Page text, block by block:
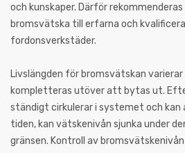
och kunskaper. Därför
bromsvätska till erfarna och
fordonsverkstäder.
Livslängden för bromsvätskan varierar
kompletteras utöver att bytas ut.
ständigt cirkulerar i systemet och kan
tiden, kan vätskenivån sjunka under
gränsen. Kontroll av